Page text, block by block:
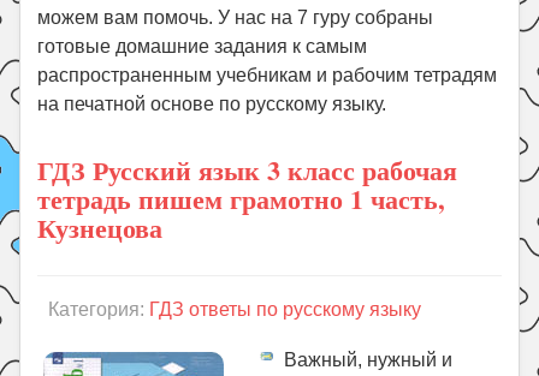
можем вам помочь. У нас на 7 гуру собраны
готовые домашние задания к самым
распространенным учебникам и рабочим тетрадям
на печатной основе по русскому языку.
ГДЗ Русский язык 3 класс рабочая
тетрадь пишем грамотно 1 часть,
Кузнецова
Категория: ГДЗ ответы по русскому языку
Важный, нужный и